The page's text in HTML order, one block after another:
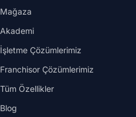
Mağaza
Akademi
İşletme Çözümlerimiz
Franchisor Çözümlerimiz
Tüm Özellikler
Blog